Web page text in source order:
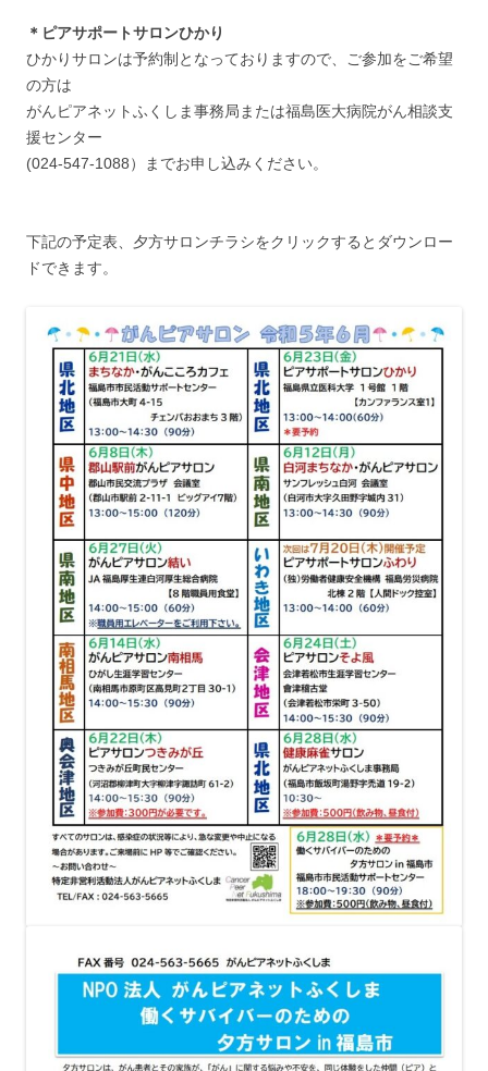
＊ピアサポートサロンひかり
ひかりサロンは予約制となっておりますので、ご参加をご希望
の方は
がんピアネットふくしま事務局または福島医大病院がん相談支
援センター
(024-547-1088）までお申し込みください。
下記の予定表、夕方サロンチラシをクリックするとダウンロー
ドできます。